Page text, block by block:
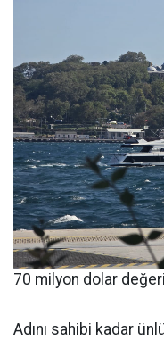
70 milyon dolar
Adını sahibi kadar